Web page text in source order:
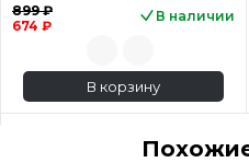
899 ₽
674 ₽
В наличии
В корзину